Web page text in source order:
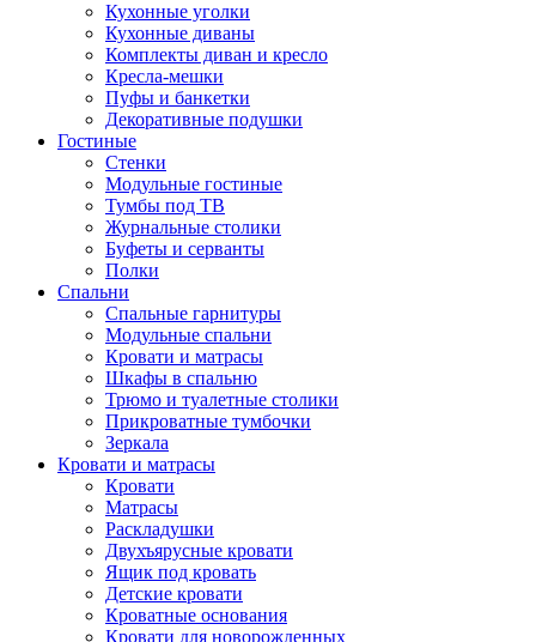
Кухонные уголки
Кухонные диваны
Комплекты диван и кресло
Кресла-мешки
Пуфы и банкетки
Декоративные подушки
Гостиные
Стенки
Модульные гостиные
Тумбы под ТВ
Журнальные столики
Буфеты и серванты
Полки
Спальни
Спальные гарнитуры
Модульные спальни
Кровати и матрасы
Шкафы в спальню
Трюмо и туалетные столики
Прикроватные тумбочки
Зеркала
Кровати и матрасы
Кровати
Матрасы
Раскладушки
Двухъярусные кровати
Ящик под кровать
Детские кровати
Кроватные основания
Кровати для новорожденных